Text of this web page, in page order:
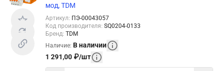
мод, TDM
Артикул: ПЭ-00043057
Код производителя: SQ0204-0133
Бренд: TDM
Наличие: В наличии
1 291,00 ₽/шт